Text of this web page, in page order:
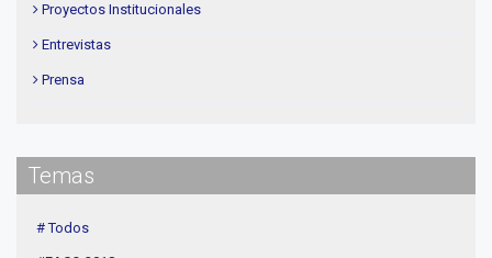
Proyectos Institucionales
Entrevistas
Prensa
Contenidos de Interés
Cuota
Temas
# Todos